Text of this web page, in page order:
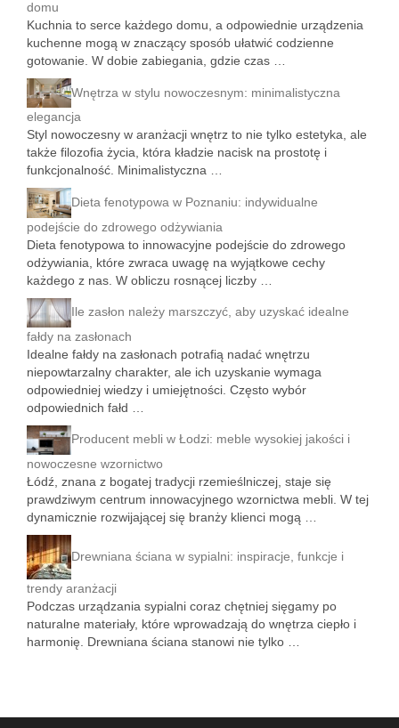
domu
Kuchnia to serce każdego domu, a odpowiednie urządzenia
kuchenne mogą w znaczący sposób ułatwić codzienne
gotowanie. W dobie zabiegania, gdzie czas …
Wnętrza w stylu nowoczesnym: minimalistyczna
elegancja
Styl nowoczesny w aranżacji wnętrz to nie tylko estetyka, ale
także filozofia życia, która kładzie nacisk na prostotę i
funkcjonalność. Minimalistyczna …
Dieta fenotypowa w Poznaniu: indywidualne
podejście do zdrowego odżywiania
Dieta fenotypowa to innowacyjne podejście do zdrowego
odżywiania, które zwraca uwagę na wyjątkowe cechy
każdego z nas. W obliczu rosnącej liczby …
Ile zasłon należy marszczyć, aby uzyskać idealne
fałdy na zasłonach
Idealne fałdy na zasłonach potrafią nadać wnętrzu
niepowtarzalny charakter, ale ich uzyskanie wymaga
odpowiedniej wiedzy i umiejętności. Często wybór
odpowiednich fałd …
Producent mebli w Łodzi: meble wysokiej jakości i
nowoczesne wzornictwo
Łódź, znana z bogatej tradycji rzemieślniczej, staje się
prawdziwym centrum innowacyjnego wzornictwa mebli. W tej
dynamicznie rozwijającej się branży klienci mogą …
Drewniana ściana w sypialni: inspiracje, funkcje i
trendy aranżacji
Podczas urządzania sypialni coraz chętniej sięgamy po
naturalne materiały, które wprowadzają do wnętrza ciepło i
harmonię. Drewniana ściana stanowi nie tylko …